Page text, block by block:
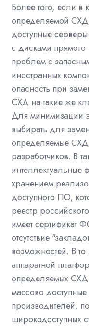
Более того, если в
определяемой СХД
доступные
с дисками прямого
проблем с
иностранных
опасность при
СХД на такие же
Для минимизации
выбирать для
определяемые СХД
разработчиков. В
интеллектуальные
хранением
доступного ПО,
реестр
имеет сертификат
отсутствие
возможностей. В
аппаратной
определяемых СХД
массово
производителей,
широкодоступных